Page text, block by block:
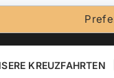
KREUZFAHRTEN